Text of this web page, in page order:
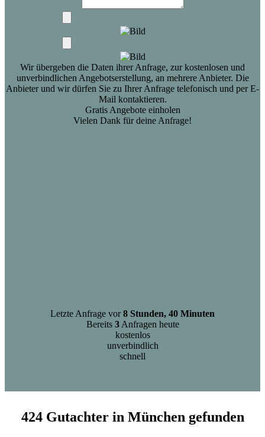
Wir übergeben die Daten ihrer Anfrage, zur kostenlosen und
unverbindlichen Angebotserstellung, an mehrere Anbieter. Die
Anbieter und wir dürfen Sie zu Ihrer Anfrage telefonisch und per E-
Mail kontaktieren.
Gratis Angebote einholen
Vielen Dank für deine Anfrage!
Letzte Anfrage vor8 Stunden, 40 Minuten
Bereits 3Anfragen heute
kostenlos
unverbindlich
schnell
424 Gutachter in München gefunden